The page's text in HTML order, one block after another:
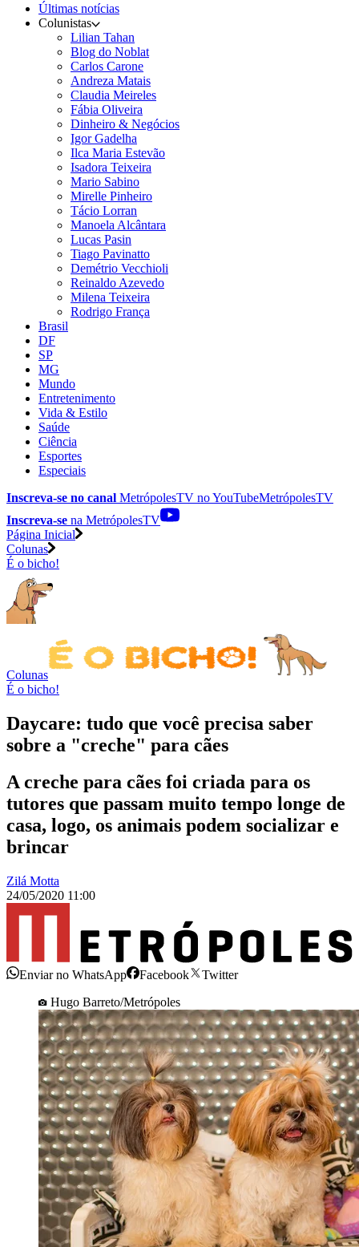
Últimas notícias
Colunistas
Lilian Tahan
Blog do Noblat
Carlos Carone
Andreza Matais
Claudia Meireles
Fábia Oliveira
Dinheiro & Negócios
Igor Gadelha
Ilca Maria Estevão
Isadora Teixeira
Mario Sabino
Mirelle Pinheiro
Tácio Lorran
Manoela Alcântara
Lucas Pasin
Tiago Pavinatto
Demétrio Vecchioli
Reinaldo Azevedo
Milena Teixeira
Rodrigo França
Brasil
DF
SP
MG
Mundo
Entretenimento
Vida & Estilo
Saúde
Ciência
Esportes
Especiais
Inscreva-se no canal MetrópolesTV noYouTubeMetrópolesTV
Inscreva-se na MetrópolesTV
Página Inicial
Colunas
É o bicho!
Colunas
É o bicho!
Daycare: tudo que você precisa saber
sobre a "creche" para cães
A creche para cães foi criada para os
tutores que passam muito tempo longe de
casa, logo, os animais podem socializar e
brincar
Zilá Motta
24/05/2020 11:00
Enviar no WhatsApp Facebook
Twitter
Hugo Barreto/Metrópoles